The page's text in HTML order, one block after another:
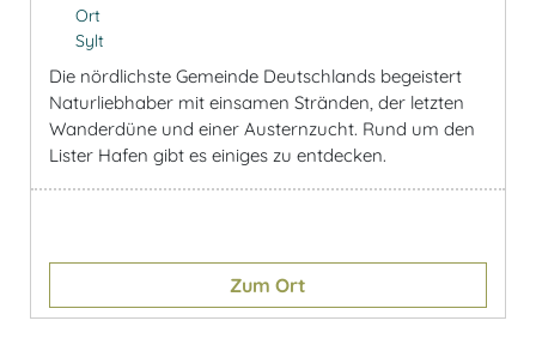
Ort
Sylt
Die nördlichste Gemeinde Deutschlands begeistert
Naturliebhaber mit einsamen Stränden, der letzten
Wanderdüne und einer Austernzucht. Rund um den
Lister Hafen gibt es einiges zu entdecken.
Zum Ort